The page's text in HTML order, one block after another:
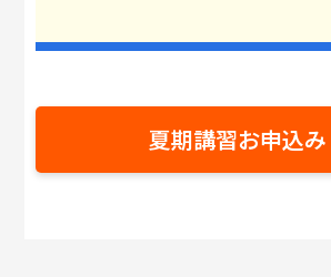
夏期講習お申込み